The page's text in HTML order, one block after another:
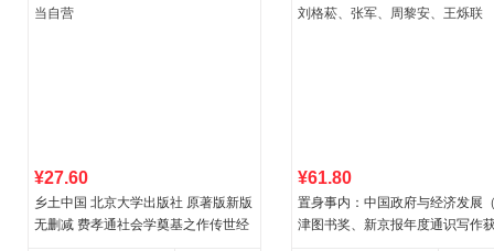
¥27.60
乡土中国 北京大学出版社 原著版新版
无删减 费孝通社会学奠基之作传世经
¥61.80
置身事内：中国政府与经济发展
津图书奖、新京报年度通识写作